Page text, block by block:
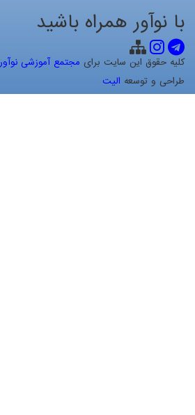
با نوآور همراه باشید
کلیه حقوق این سایت برای مجتمع آموزشی نوآور
طراحی و توسعه الیت